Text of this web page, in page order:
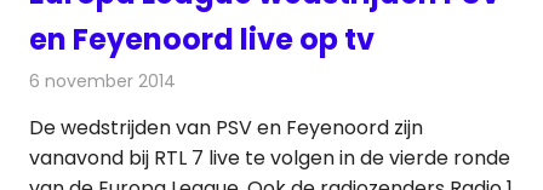
en Feyenoord live op tv
6 november 2014
De wedstrijden van PSV en Feyenoord zijn
vanavond bij RTL 7 live te volgen in de vierde ronde